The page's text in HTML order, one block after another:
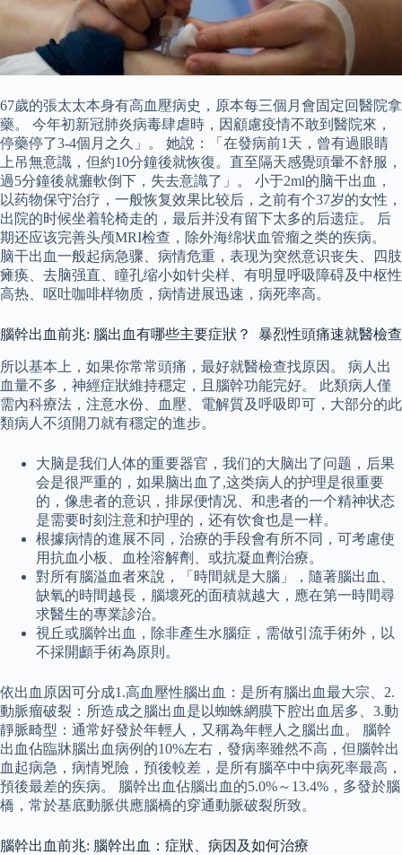
67歲的張太太本身有高血壓病史，原本每三個月會固定回醫院拿
藥。 今年初新冠肺炎病毒肆虐時，因顧慮疫情不敢到醫院來，
停藥停了3-4個月之久」。 她說：「在發病前1天，曾有過眼睛
上吊無意識，但約10分鐘後就恢復。直至隔天感覺頭暈不舒服，
過5分鐘後就癱軟倒下，失去意識了」。 小于2ml的脑干出血，
以药物保守治疗，一般恢复效果比较后，之前有个37岁的女性，
出院的时候坐着轮椅走的，最后并没有留下太多的后遗症。 后
期还应该完善头颅MRI检查，除外海绵状血管瘤之类的疾病。
脑干出血一般起病急骤、病情危重，表现为突然意识丧失、四肢
瘫痪、去脑强直、瞳孔缩小如针尖样、有明显呼吸障碍及中枢性
高热、呕吐咖啡样物质，病情进展迅速，病死率高。
腦幹出血前兆: 腦出血有哪些主要症狀？ 暴烈性頭痛速就醫檢查
所以基本上，如果你常常頭痛，最好就醫檢查找原因。 病人出
血量不多，神經症狀維持穩定，且腦幹功能完好。 此類病人僅
需內科療法，注意水份、血壓、電解質及呼吸即可，大部分的此
類病人不須開刀就有穩定的進步。
大脑是我们人体的重要器官，我们的大脑出了问题，后果
会是很严重的，如果脑出血了,这类病人的护理是很重要
的，像患者的意识，排尿便情况、和患者的一个精神状态
是需要时刻注意和护理的，还有饮食也是一样。
根據病情的進展不同，治療的手段會有所不同，可考慮使
用抗血小板、血栓溶解劑、或抗凝血劑治療。
對所有腦溢血者來說，「時間就是大腦」，隨著腦出血、
缺氧的時間越長，腦壞死的面積就越大，應在第一時間尋
求醫生的專業診治。
視丘或腦幹出血，除非產生水腦症，需做引流手術外，以
不採開顱手術為原則。
依出血原因可分成1.高血壓性腦出血：是所有腦出血最大宗、2.
動脈瘤破裂：所造成之腦出血是以蜘蛛網膜下腔出血居多、3.動
靜脈畸型：通常好發於年輕人，又稱為年輕人之腦出血。 腦幹
出血佔臨牀腦出血病例的10%左右，發病率雖然不高，但腦幹出
血起病急，病情兇險，預後較差，是所有腦卒中中病死率最高，
預後最差的疾病。 腦幹出血佔腦出血的5.0%～13.4%，多發於腦
橋，常於基底動脈供應腦橋的穿通動脈破裂所致。
腦幹出血前兆: 腦幹出血：症狀、病因及如何治療